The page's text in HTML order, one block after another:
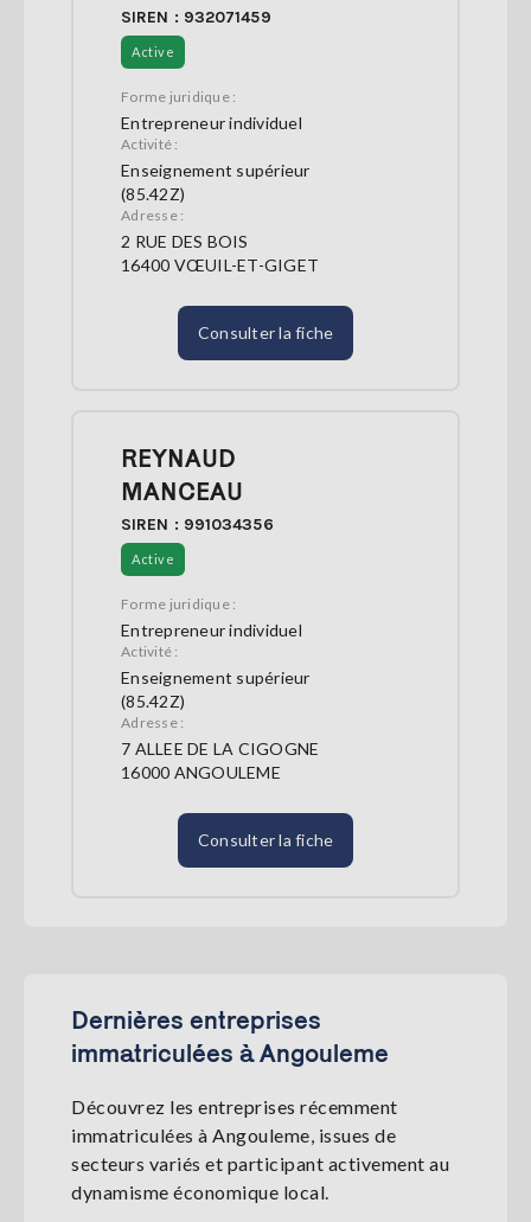
SIREN : 932071459
Active
Forme juridique :
Entrepreneur individuel
Activité :
Enseignement supérieur
(85.42Z)
Adresse :
2 RUE DES BOIS
16400 VŒUIL-ET-GIGET
Consulter la fiche
REYNAUD
MANCEAU
SIREN : 991034356
Active
Forme juridique :
Entrepreneur individuel
Activité :
Enseignement supérieur
(85.42Z)
Adresse :
7 ALLEE DE LA CIGOGNE
16000 ANGOULEME
Consulter la fiche
Dernières entreprises
immatriculées à Angouleme
Découvrez les entreprises récemment
immatriculées à Angouleme, issues de
secteurs variés et participant activement au
dynamisme économique local.